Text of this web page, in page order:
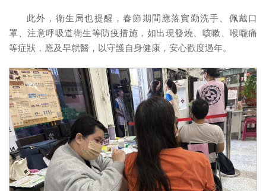
此外，衛生局也提醒，春節期間應落實勤洗手、佩戴口
罩、注意呼吸道衛生等防疫措施，如出現發燒、咳嗽、喉嚨痛
等症狀，應及早就醫，以守護自身健康，安心歡度過年。